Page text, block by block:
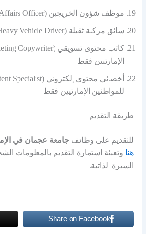
موظف شؤون الخريجين (Senior Alumni Affairs Officer)
سائق مركبة ثقيلة (Heavy Vehicle Driver)
الإمارتيين فقط
للمواطنين الإمارتيين فقط
طريقة التقديم
للتقديم على وظائف جامعة عجمان في
هنا وتعبئة استمارة التقديم بالمعلومات
السيرة الذاتية.
Share on Facebook